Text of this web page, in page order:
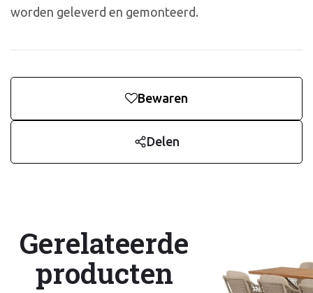
worden geleverd en gemonteerd.
Bewaren
Delen
Gerelateerde
producten